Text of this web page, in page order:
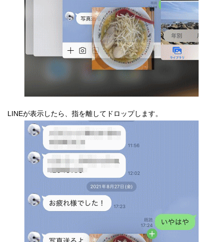
LINEが表示したら、指を離してドロップします。